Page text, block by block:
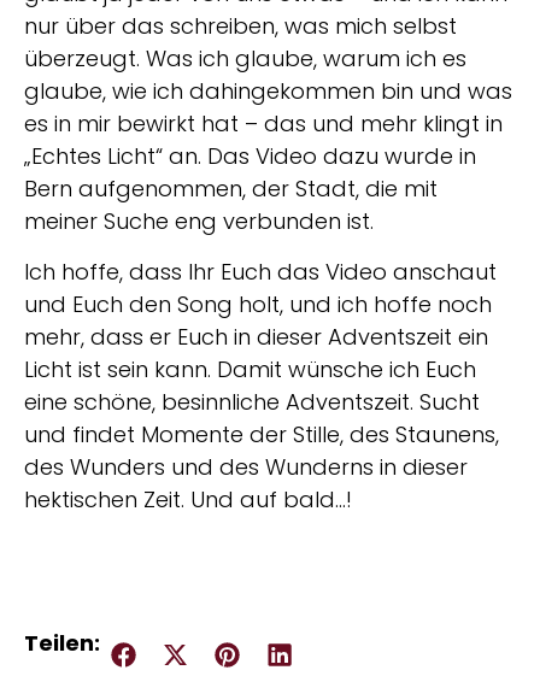
nur über das schreiben, was mich selbst
überzeugt. Was ich glaube, warum ich es
glaube, wie ich dahingekommen bin und was
es in mir bewirkt hat – das und mehr klingt in
„Echtes Licht“ an. Das Video dazu wurde in
Bern aufgenommen, der Stadt, die mit
meiner Suche eng verbunden ist.
Ich hoffe, dass Ihr Euch das Video anschaut
und Euch den Song holt, und ich hoffe noch
mehr, dass er Euch in dieser Adventszeit ein
Licht ist sein kann. Damit wünsche ich Euch
eine schöne, besinnliche Adventszeit. Sucht
und findet Momente der Stille, des Staunens,
des Wunders und des Wunderns in dieser
hektischen Zeit. Und auf bald…!
Teilen: